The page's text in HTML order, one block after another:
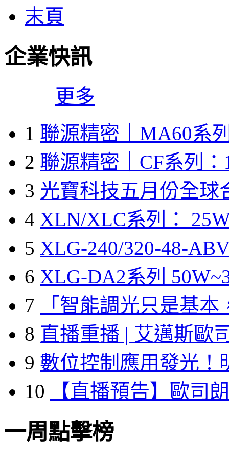
末頁
企業快訊
更多
1 聯源精密｜MA60系
2 聯源精密｜CF系列：
3 光寶科技五月份全球
4 XLN/XLC系列：
5 XLG-240/320-48-
6 XLG-DA2系列
7
「智能調光只是基本
8 直播重播 | 艾邁斯歐
9 數位控制應用發光！
10
【直播預告】歐司
一周點擊榜